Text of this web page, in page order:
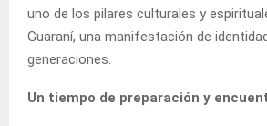
uno de los pilares culturales y
Guaraní, una manifestación de
generaciones.
Un tiempo de preparación y